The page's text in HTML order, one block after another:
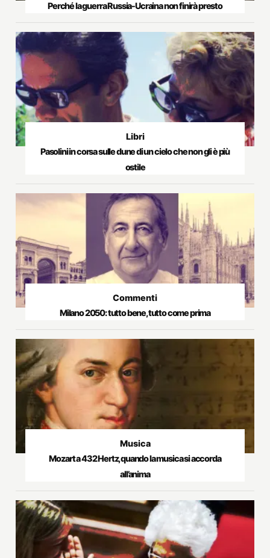
Perché la guerra Russia-Ucraina non finirà presto
Libri
Pasolini in corsa sulle dune di un cielo che non gli è più
ostile
Commenti
Milano 2050: tutto bene, tutto come prima
Musica
Mozart a 432 Hertz, quando la musica si accorda
all’anima